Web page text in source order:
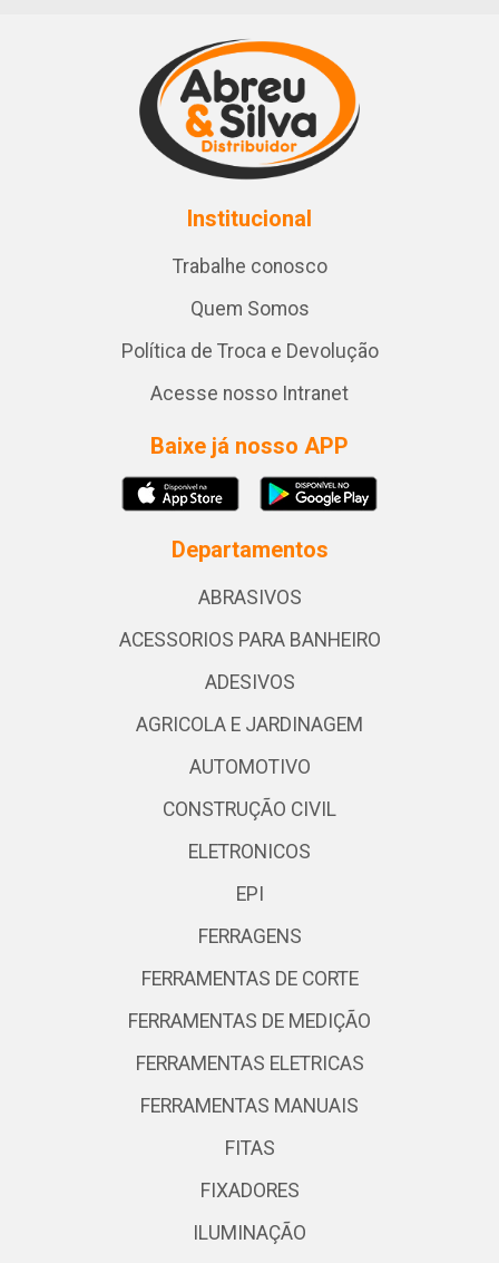
Institucional
Trabalhe conosco
Quem Somos
Política de Troca e Devolução
Acesse nosso Intranet
Baixe já nosso APP
Departamentos
ABRASIVOS
ACESSORIOS PARA BANHEIRO
ADESIVOS
AGRICOLA E JARDINAGEM
AUTOMOTIVO
CONSTRUÇÃO CIVIL
ELETRONICOS
EPI
FERRAGENS
FERRAMENTAS DE CORTE
FERRAMENTAS DE MEDIÇÃO
FERRAMENTAS ELETRICAS
FERRAMENTAS MANUAIS
FITAS
FIXADORES
ILUMINAÇÃO